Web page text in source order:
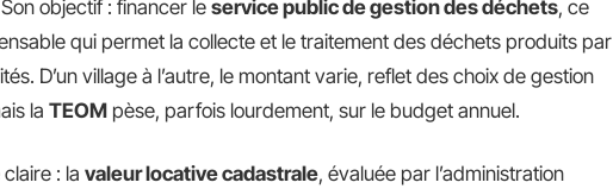
objectif : financer leservice public de gestion des déchets, ce
qui permet la collecte et le traitement des déchets produits par
D’un village à l’autre, le montant varie, reflet des choix de gestion
la TEOM pèse, parfois lourdement, sur le budget annuel.
: la valeur locative cadastrale, évaluée par l’administration